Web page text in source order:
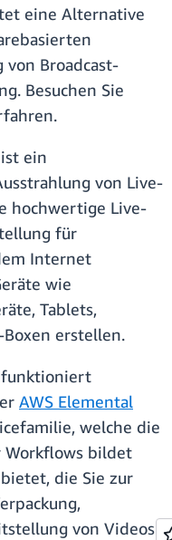
eine Alternative
Broadcast-
Besuchen Sie
ist ein
von Live-
hochwertige Live-
für
Internet
wie
Tablets,
erstellen.
funktioniert
AWS Elemental
welche die
Workflows bildet
die Sie zur
von Videos